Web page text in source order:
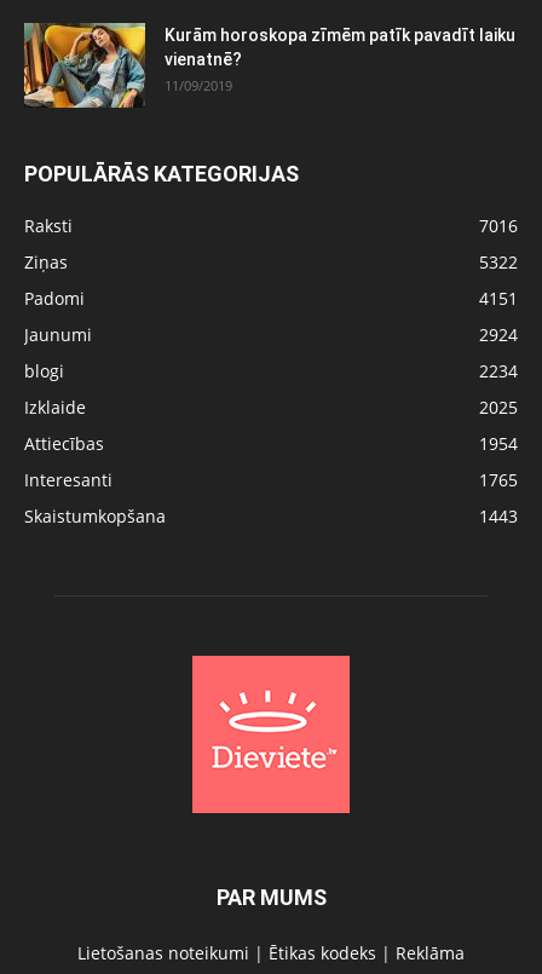
Kurām horoskopa zīmēm patīk pavadīt laiku
vienatnē?
11/09/2019
POPULĀRĀS KATEGORIJAS
Raksti
7016
Ziņas
5322
Padomi
4151
Jaunumi
2924
blogi
2234
Izklaide
2025
Attiecības
1954
Interesanti
1765
Skaistumkopšana
1443
PAR MUMS
Lietošanas noteikumi | Ētikas kodeks | Reklāma